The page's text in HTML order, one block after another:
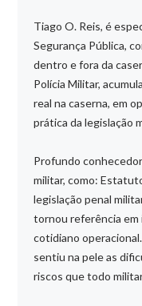
Tiago O. Reis, é
Segurança Pública,
dentro e fora da
Polícia Militar,
real na caserna, em
prática da legislação
Profundo
militar, como:
legislação penal
tornou referência em
cotidiano
sentiu na pele as
riscos que todo